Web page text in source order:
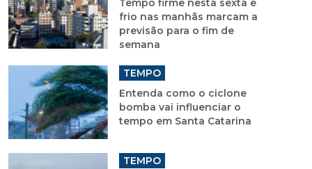
Tempo firme nesta sexta e
frio nas manhãs marcam a
previsão para o fim de
semana
TEMPO
Entenda como o ciclone
bomba vai influenciar o
tempo em Santa Catarina
TEMPO